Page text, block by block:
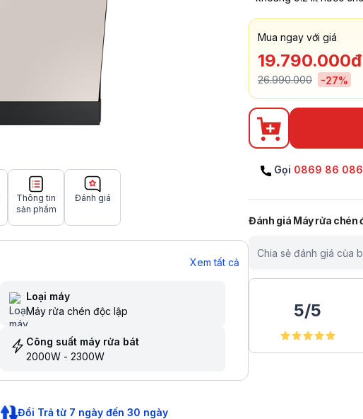
Thông tin
sản phẩm
Đánh giá
Xem tất cả
Loại máy
Máy rửa chén độc lập
Công suất máy rửa bát
2000W - 2300W
Đổi Trả từ 7 ngày đến 30 ngày
Mua ngay với giá
19.790.000đ
26.990.000 -27%
Gọi 0869 86
Đánh giá Máy rửa chén
Chia sẻ đánh giá của
5/5